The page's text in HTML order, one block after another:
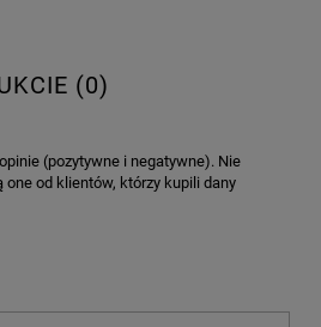
(0)
(pozytywne i negatywne). Nie
one od klientów, którzy kupili dany